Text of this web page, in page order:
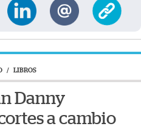
/ LIBROS
Danny
a cambio